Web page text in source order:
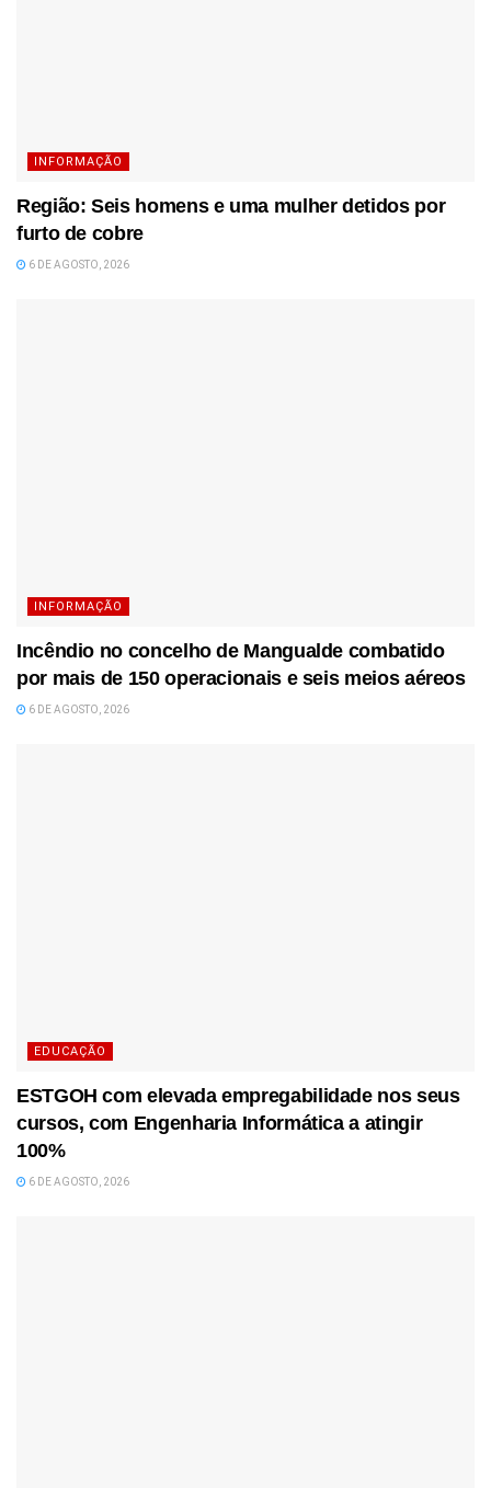
INFORMAÇÃO
Região: Seis homens e uma mulher detidos por
furto de cobre
6 DE AGOSTO, 2026
INFORMAÇÃO
Incêndio no concelho de Mangualde combatido
por mais de 150 operacionais e seis meios aéreos
6 DE AGOSTO, 2026
EDUCAÇÃO
ESTGOH com elevada empregabilidade nos seus
cursos, com Engenharia Informática a atingir
100%
6 DE AGOSTO, 2026